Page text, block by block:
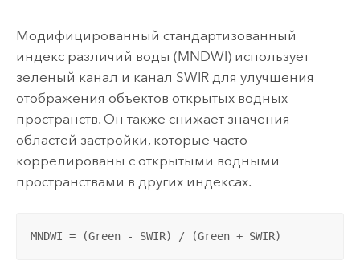
Модифицированный стандартизованный
индекс различий воды (MNDWI) использует
зеленый канал и канал SWIR для улучшения
отображения объектов открытых водных
пространств. Он также снижает значения
областей застройки, которые часто
коррелированы с открытыми водными
пространствами в других индексах.
MNDWI = (Green - SWIR) / (Green + SWIR)